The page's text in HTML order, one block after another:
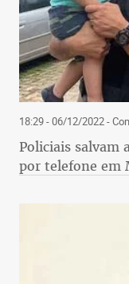
18:29 - 06/12/2022-
Policiais salvam
por telefone em